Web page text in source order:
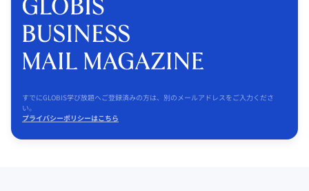
すでにGLOBIS学び放題へご登録済みの方は、別のメールアドレスをご入力くださ
い。
プライバシーポリシーはこちら